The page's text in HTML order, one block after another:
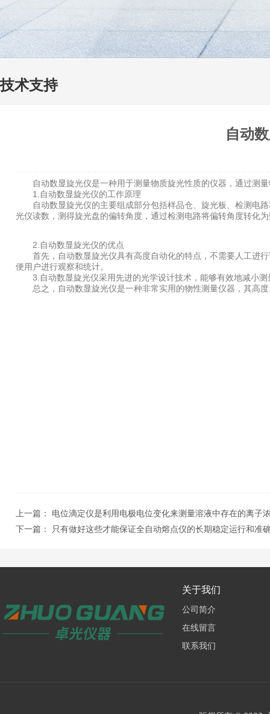
技术支持
自动
自动数显旋光仪是一种用于测量物质旋光性质的仪器，通过测量
1.自动数显旋光仪的工作原理
自动数显旋光仪的主要组成部分包括样品仓、旋光板、检测电路
光仪读数，测得旋光盘的偏转角度，通过检测电路将偏转角度转化
2.自动数显旋光仪的优点
首先，自动数显旋光仪具有高度自动化的特点，不需要人工进行
便用户进行观察和统计。
3.自动数显旋光仪采用先进的光学设计技术，能够有效地减小测
总之，自动数显旋光仪是一种非常实用的物性测量仪器，其高度
上一篇： 电位滴定仪是利用电极电位变化来测量溶液中存在的离子
下一篇：
只有做好这些才能保证全自动熔点仪的长期稳定运行和准
关于我们
公司简介
在线留言
联系我们